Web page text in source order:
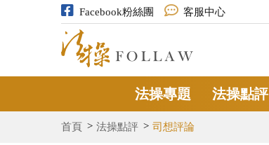
Facebook粉絲團 客服中心
法操專題 法操點評
首頁 法操點評 司想評論